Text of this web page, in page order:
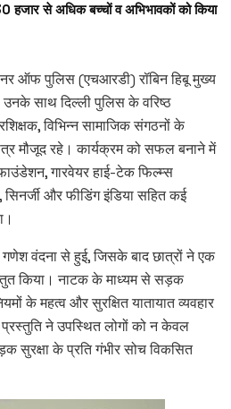
हजार से अधिक बच्चों व अभिभावकों को किया
ऑफ पुलिस (एचआरडी) रॉबिन हिबू मुख्य
साथ दिल्ली पुलिस के वरिष्ठ
विभिन्न सामाजिक संगठनों के
मौजूद रहे। कार्यक्रम को सफल बनाने में
गारवेयर हाई-टेक फिल्म्स
और फीडिंग इंडिया सहित कई
वंदना से हुई, जिसके बाद छात्रों ने एक
किया। नाटक के माध्यम से सड़क
के महत्व और सुरक्षित यातायात व्यवहार
ने उपस्थित लोगों को न केवल
सुरक्षा के प्रति गंभीर सोच विकसित